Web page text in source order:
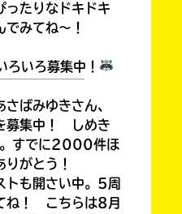
たりなドキドキ
みてね～！
ろいろ募集中！
ばみゆきさん、
募集中！ しめき
すでに2000件ほ
がとう！
トも開さい中。5周
ね！ こちらは8月